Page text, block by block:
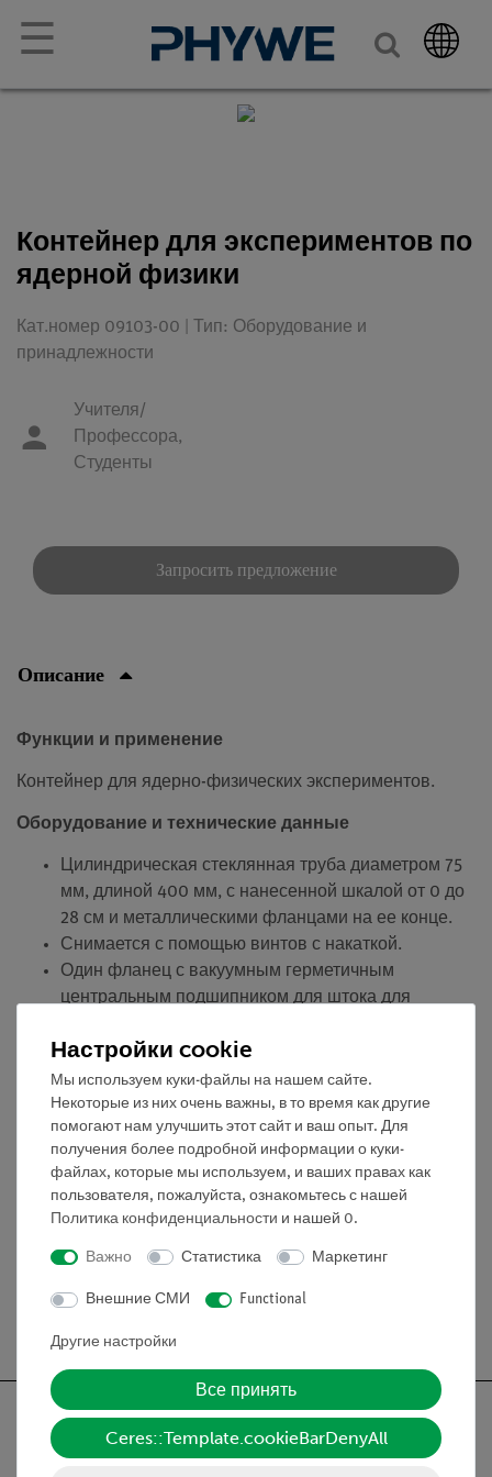
☰
Контейнер для экспериментов по
ядерной физики
Кат.номер 09103-00 | Тип: Оборудование и
принадлежности
Учителя/
Профессора,
Студенты
Запросить предложение
Описание
Функции и применение
Контейнер для ядерно-физических экспериментов.
Оборудование и технические данные
Цилиндрическая стеклянная труба диаметром 75
мм, длиной 400 мм, с нанесенной шкалой от 0 до
28 см и металлическими фланцами на ее конце.
Снимается с помощью винтов с накаткой.
Один фланец с вакуумным герметичным
центральным подшипником для штока для
Второй фланец с адаптерами для вакуумной
системы и детектора.
Эксперименты
Медиа / Загрузки
Настройки cookie
Мы используем куки-файлы на нашем сайте.
Некоторые из них очень важны, в то время как другие
помогают нам улучшить этот сайт и ваш опыт. Для
получения более подробной информации о куки-
файлах, которые мы используем, и ваших правах как
пользователя, пожалуйста, ознакомьтесь с нашей
Политика конфиденциальности и нашей 0.
Важно Статистика Маркетинг
Внешние СМИ Functional
Другие настройки
Все принять
Ceres::Template.cookieBarDenyAll